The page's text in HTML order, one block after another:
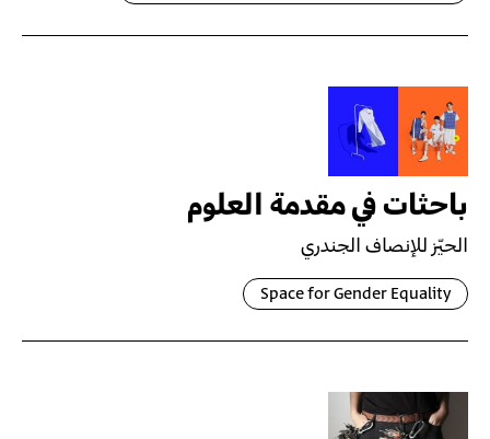
باحثات في مقدمة العلوم
الحيّز للإنصاف الجندري
Space for Gender Equality